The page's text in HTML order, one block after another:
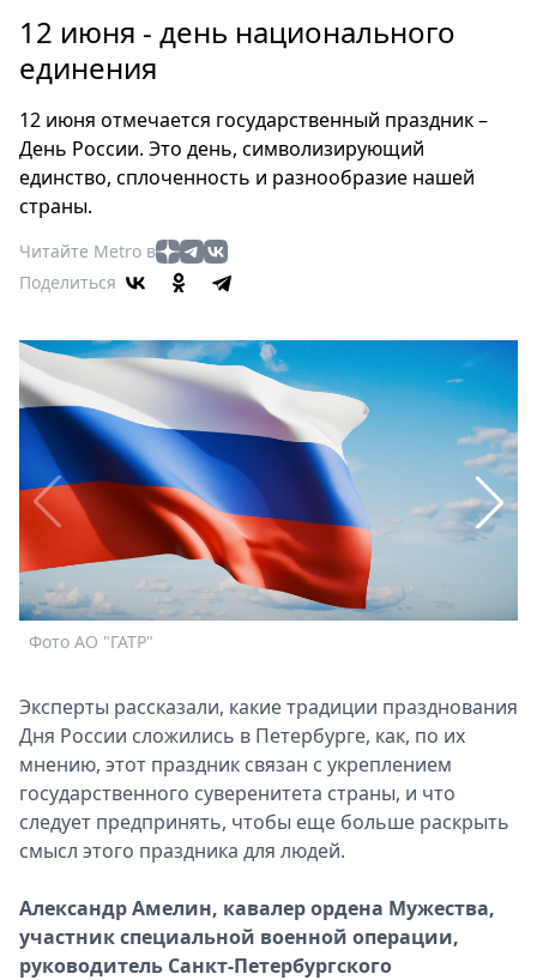
Россия
Мир
Еда
Туризм
Театр
Кино
Афиша
Книги
Выставки
Пресс-
релизы
О
Metro
Стримы
Спецпроекты
Звезды
Выборы
2026
Metro
12 июня - день национального
единения
12 июня отмечается государственный праздник –
День России. Это день, символизирующий
единство, сплоченность и разнообразие нашей
страны.
Читайте Metro в
Поделиться
Фото АО "ГАТР"
Эксперты рассказали, какие традиции празднования
Дня России сложились в Петербурге, как, по их
мнению, этот праздник связан с укреплением
государственного суверенитета страны, и что
следует предпринять, чтобы еще больше раскрыть
смысл этого праздника для людей.
Александр Амелин, кавалер ордена Мужества,
участник специальной военной операции,
руководитель Санкт-Петербургского